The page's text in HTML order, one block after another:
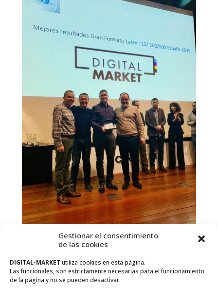
Gestionar el consentimiento
de las cookies
DIGITAL-MARKET utiliza cookies en esta página.
Las funcionales, son estrictamente necesarias para el funcionamiento
de la página y no se pueden desactivar.